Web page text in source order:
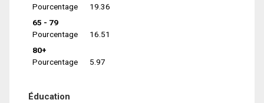
Pourcentage
19.36
65 - 79
Pourcentage
16.51
80+
Pourcentage
5.97
Éducation